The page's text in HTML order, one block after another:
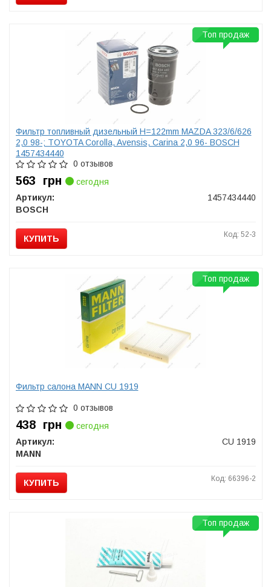
Фильтр топливный дизельный H=122mm MAZDA 323/6/626
2,0 98-; TOYOTA Corolla, Avensis, Carina 2,0 96- BOSCH
1457434440
0 отзывов
563 грн
сегодня
Артикул:
1457434440
BOSCH
КУПИТЬ Код: 52-3
Топ продаж
Фильтр салона MANN CU 1919
0 отзывов
438 грн
сегодня
Артикул:
CU 1919
MANN
КУПИТЬ Код: 66396-2
Топ продаж
Топ продаж